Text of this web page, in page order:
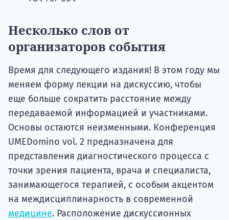
Несколько слов от
организаторов события
Время для следующего издания! В этом году мы
меняем форму лекции на дискуссию, чтобы
еще больше сократить расстояние между
передаваемой информацией и участниками.
Основы остаются неизменными. Конференция
UMEDomino vol. 2 предназначена для
представления диагностического процесса с
точки зрения пациента, врача и специалиста,
занимающегося терапией, с особым акцентом
на междисциплинарность в современной
медицине. Расположение дискуссионных